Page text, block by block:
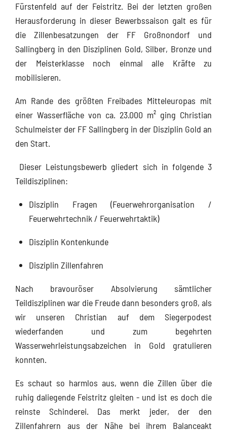
Fürstenfeld auf der Feistritz. Bei der letzten großen
Herausforderung in dieser Bewerbssaison galt es für
die Zillenbesatzungen der FF Großnondorf und
Sallingberg in den Disziplinen Gold, Silber, Bronze und
der Meisterklasse noch einmal alle Kräfte zu
mobilisieren.
Am Rande des größten Freibades Mitteleuropas mit
einer Wasserfläche von ca. 23.000 m² ging Christian
Schulmeister der FF Sallingberg in der Disziplin Gold an
den Start.
Dieser Leistungsbewerb gliedert sich in folgende 3
Teildisziplinen:
Disziplin Fragen (Feuerwehrorganisation /
Feuerwehrtechnik / Feuerwehrtaktik)
Disziplin Kontenkunde
Disziplin Zillenfahren
Nach bravouröser Absolvierung sämtlicher
Teildisziplinen war die Freude dann besonders groß, als
wir unseren Christian auf dem Siegerpodest
wiederfanden und zum begehrten
Wasserwehrleistungsabzeichen in Gold gratulieren
konnten.
Es schaut so harmlos aus, wenn die Zillen über die
ruhig daliegende Feistritz gleiten - und ist es doch die
reinste Schinderei. Das merkt jeder, der den
Zillenfahrern aus der Nähe bei ihrem Balanceakt